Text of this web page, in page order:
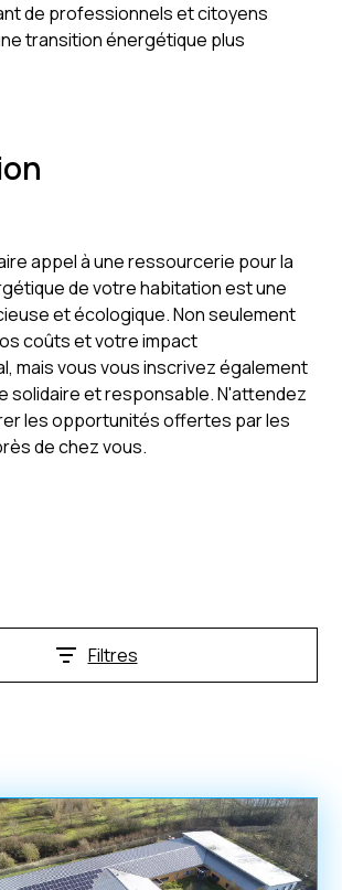
de professionnels et citoyens
transition énergétique plus
appel à une ressourcerie pour la
de votre habitation est une
et écologique. Non seulement
coûts et votre impact
mais vous vous inscrivez également
solidaire et responsable. N'attendez
les opportunités offertes par les
de chez vous.
Filtres